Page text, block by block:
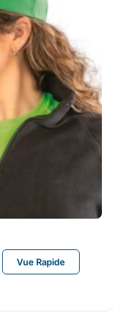
Ce
produit
Vue Rapide